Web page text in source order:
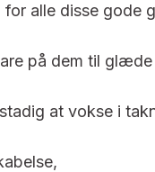
alle disse gode
på dem til
at vokse i